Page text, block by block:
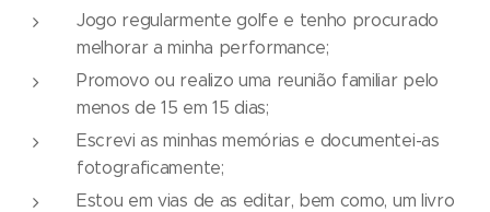
Jogo regularmente golfe e tenho procurado
melhorar a minha performance;
Promovo ou realizo uma reunião familiar pelo
menos de 15 em 15 dias;
Escrevi as minhas memórias e documentei-as
fotograficamente;
Estou em vias de as editar, bem como, um livro